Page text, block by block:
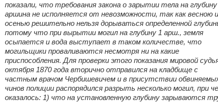
показали, что требования закона о зарытии тела на
аршина не исполняется от невозможности, так как весною и
осенью решительно нельзя дорываться определенной
потому что при вырытии могил на глубину 1 арш., земля
осыпается и вода выступает в таком количестве, что
могильщики проваливаются несмотря ни на какие
приспособления. Для проверки этого показания мировой
октября 1870 года вторично отправился на кладбище с
частным врачом Чербишевичем и в присутствии
чинов полиции распорядился разрыть несколько могил, при
оказалось: 1) что на установленную глубину зарываются